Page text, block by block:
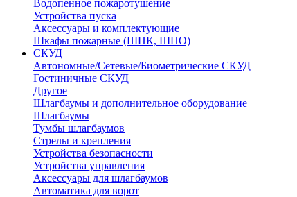
Водопенное пожаротушение
Устройства пуска
Аксессуары и комплектующие
Шкафы пожарные (ШПК, ШПО)
СКУД
Автономные/Сетевые/Биометрические СКУД
Гостиничные СКУД
Другое
Шлагбаумы и дополнительное оборудование
Шлагбаумы
Тумбы шлагбаумов
Стрелы и крепления
Устройства безопасности
Устройства управления
Аксессуары для шлагбаумов
Автоматика для ворот